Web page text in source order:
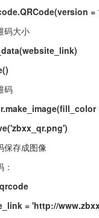
=
码大小
码
保存成图像
= 'http://